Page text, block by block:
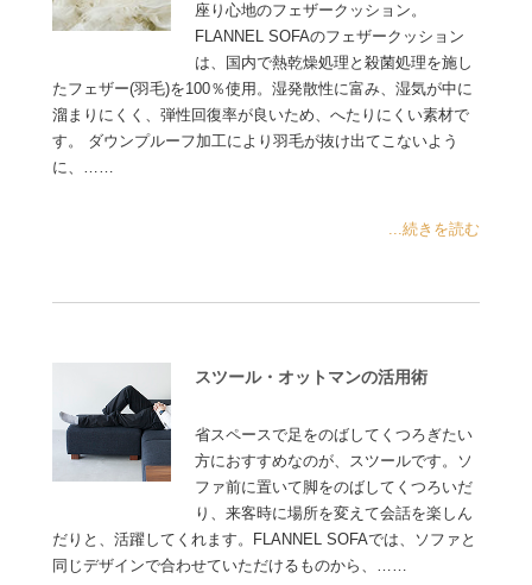
座り心地のフェザークッション。
FLANNEL SOFAのフェザークッション
は、国内で熱乾燥処理と殺菌処理を施し
たフェザー(羽毛)を100％使用。湿発散性に富み、湿気が中に
溜まりにくく、弾性回復率が良いため、へたりにくい素材で
す。 ダウンプルーフ加工により羽毛が抜け出てこないよう
に、……
...続きを読む
スツール・オットマンの活用術
省スペースで足をのばしてくつろぎたい
方におすすめなのが、スツールです。ソ
ファ前に置いて脚をのばしてくつろいだ
り、来客時に場所を変えて会話を楽しん
だりと、活躍してくれます。FLANNEL SOFAでは、ソファと
同じデザインで合わせていただけるものから、……